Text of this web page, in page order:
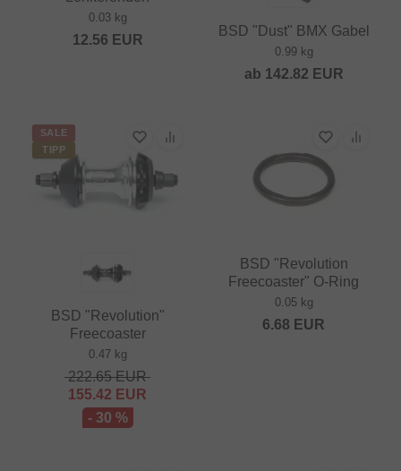
0.03 kg
12.56 EUR
BSD "Dust" BMX Gabel
0.99 kg
ab 142.82 EUR
SALE
TIPP
BSD "Revolution"
Freecoaster
0.47 kg
222.65EUR
155.42 EUR
- 30 %
BSD "Revolution
Freecoaster" O-Ring
0.05 kg
6.68 EUR